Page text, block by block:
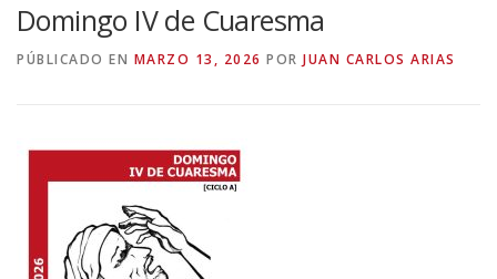
SACRAMENTOS CALENDARIO PARROQUIAL 2024
Domingo IV de Cuaresma
PÚBLICADO EN MARZO 13, 2026 POR JUAN CARLOS ARIAS